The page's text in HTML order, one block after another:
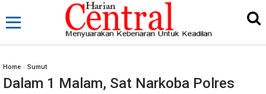
Home » Sumut
Dalam 1 Malam, Sat Narkoba Polres